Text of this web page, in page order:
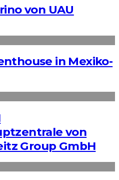
von UAU
in Mexiko-
von
Group GmbH